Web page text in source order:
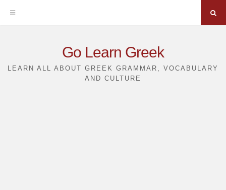
to
Go Learn Greek
LEARN ALL ABOUT GREEK GRAMMAR, VOCABULARY
AND CULTURE